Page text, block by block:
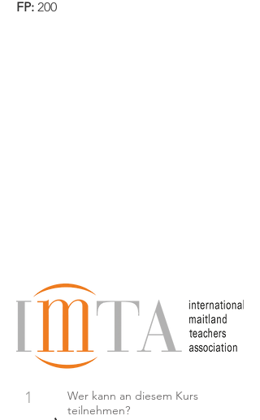
FP: 200
1
Wer kann an diesem Kurs
teilnehmen?